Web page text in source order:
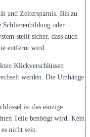
und Zeitersparnis. Bis zu
Schlierenbildung oder
stellt sicher, dass auch
entfernt wird.
Klickverschlüssen
werden. Die Umhänge
ist das einzige
Teile benötigt wird. Kein
nicht sein.